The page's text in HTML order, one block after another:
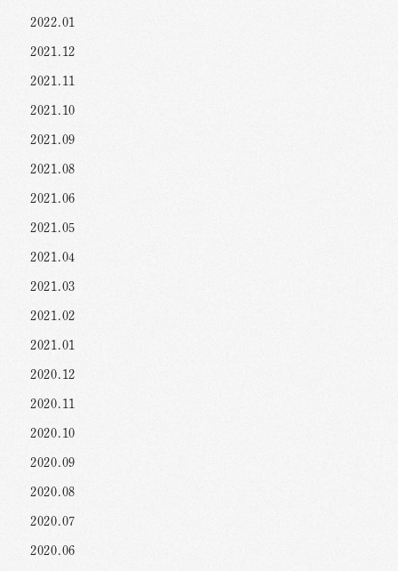
2022.01
2021.12
2021.11
2021.10
2021.09
2021.08
2021.06
2021.05
2021.04
2021.03
2021.02
2021.01
2020.12
2020.11
2020.10
2020.09
2020.08
2020.07
2020.06